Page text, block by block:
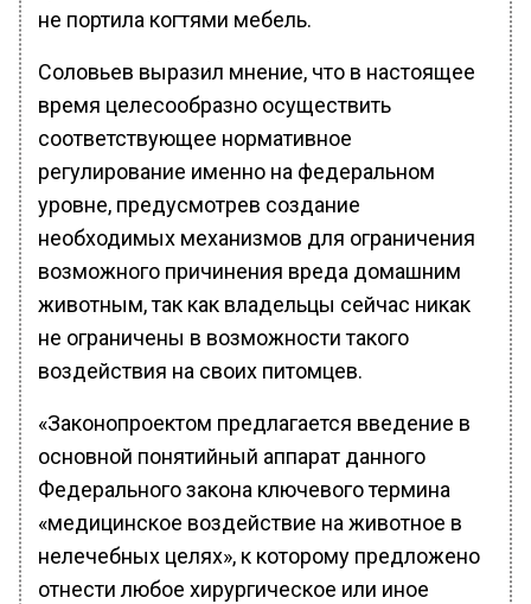
не портила когтями мебель.
Соловьев выразил мнение, что в настоящее
время целесообразно осуществить
соответствующее нормативное
регулирование именно на федеральном
уровне, предусмотрев создание
необходимых механизмов для ограничения
возможного причинения вреда домашним
животным, так как владельцы сейчас никак
не ограничены в возможности такого
воздействия на своих питомцев.
«Законопроектом предлагается введение в
основной понятийный аппарат данного
Федерального закона ключевого термина
«медицинское воздействие на животное в
нелечебных целях», к которому предложено
отнести любое хирургическое или иное